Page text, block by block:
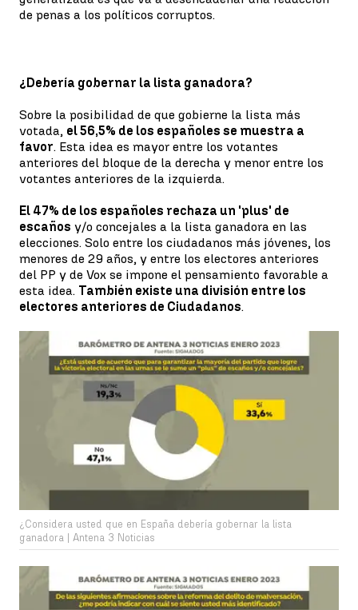
de penas a los políticos corruptos.
¿Debería gobernar la lista ganadora?
Sobre la posibilidad de que gobierne la lista más
votada, el 56,5% de los españoles se muestra a
favor. Esta idea es mayor entre los votantes
anteriores del bloque de la derecha y menor entre los
votantes anteriores de la izquierda.
El 47% de los españoles rechaza un 'plus' de
escaños y/o concejales a la lista ganadora en las
elecciones. Solo entre los ciudadanos más jóvenes, los
menores de 29 años, y entre los electores anteriores
del PP y de Vox se impone el pensamiento favorable a
esta idea. También existe una división entre los
electores anteriores de Ciudadanos.
¿Considera usted que en España debería gobernar la lista
ganadora | Antena 3 Noticias